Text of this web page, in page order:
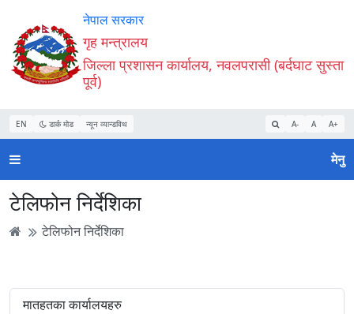
Mode
सुरु
गर्नुहोस्
सामाग्री
पढ्नुहाेस्
नेभिगेसन
पढ्नुहाेस्
खोजमा
जानुहोस्
नेपाल सरकार
गृह मन्त्रालय
जिल्ला प्रशासन कार्यालय, नवलपरासी (बर्दघाट सुस्ता
पूर्व)
EN डार्क मोड न्यून व्यान्डविथ A- A A+
मेनु
टेलिफोन निर्देशिका
टेलिफोन निर्देशिका
मातहतका कार्यालयहरु